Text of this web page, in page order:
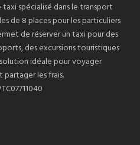
spécialisé dans le transport
de 8 places pour les particuliers
de réserver un taxi pour des
des excursions touristiques
idéale pour voyager
les frais.